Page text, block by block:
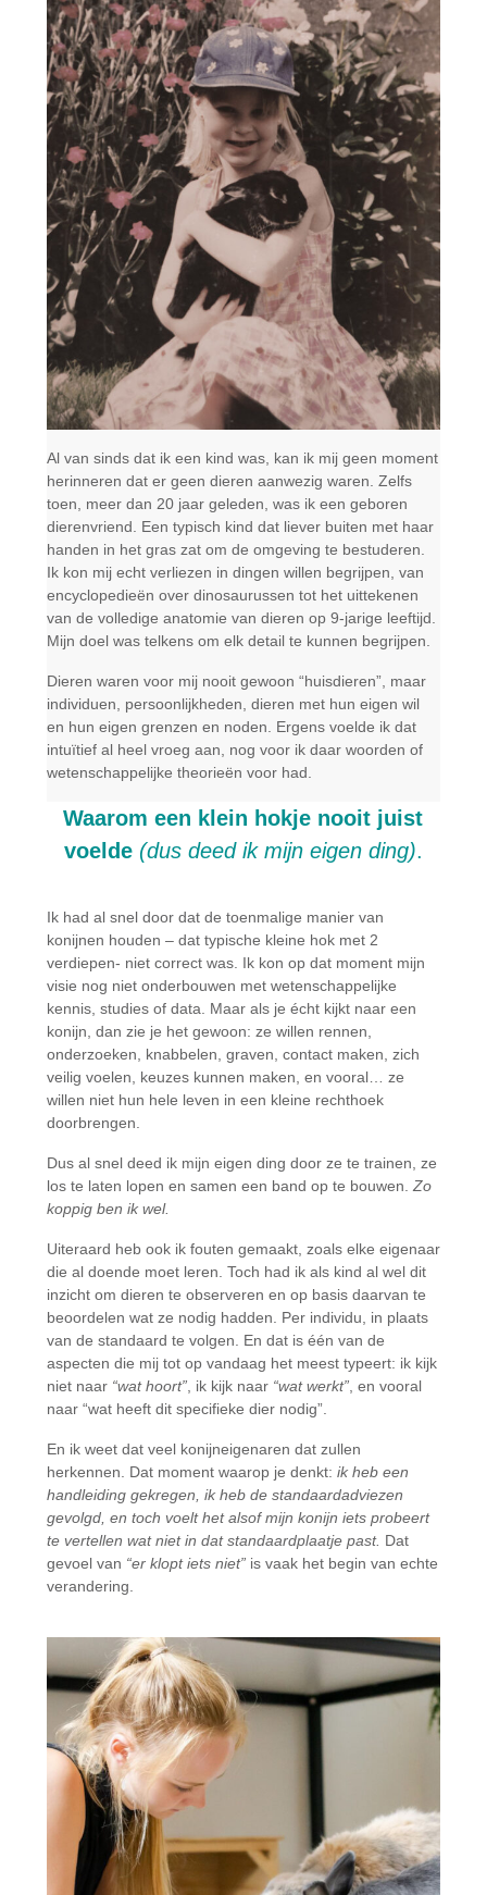
Al van sinds dat ik een kind was, kan ik mij geen moment
herinneren dat er geen dieren aanwezig waren. Zelfs
toen, meer dan 20 jaar geleden, was ik een geboren
dierenvriend. Een typisch kind dat liever buiten met haar
handen in het gras zat om de omgeving te bestuderen.
Ik kon mij echt verliezen in dingen willen begrijpen, van
encyclopedieën over dinosaurussen tot het uittekenen
van de volledige anatomie van dieren op 9-jarige leeftijd.
Mijn doel was telkens om elk detail te kunnen begrijpen.
Dieren waren voor mij nooit gewoon “huisdieren”, maar
individuen, persoonlijkheden, dieren met hun eigen wil
en hun eigen grenzen en noden. Ergens voelde ik dat
intuïtief al heel vroeg aan, nog voor ik daar woorden of
wetenschappelijke theorieën voor had.
Waarom een klein hokje nooit juist
voelde (dus deed ik mijn eigen ding).
Ik had al snel door dat de toenmalige manier van
konijnen houden – dat typische kleine hok met 2
verdiepen- niet correct was. Ik kon op dat moment mijn
visie nog niet onderbouwen met wetenschappelijke
kennis, studies of data. Maar als je écht kijkt naar een
konijn, dan zie je het gewoon: ze willen rennen,
onderzoeken, knabbelen, graven, contact maken, zich
veilig voelen, keuzes kunnen maken, en vooral… ze
willen niet hun hele leven in een kleine rechthoek
doorbrengen.
Dus al snel deed ik mijn eigen ding door ze te trainen, ze
los te laten lopen en samen een band op te bouwen. Zo
koppig ben ik wel.
Uiteraard heb ook ik fouten gemaakt, zoals elke eigenaar
die al doende moet leren. Toch had ik als kind al wel dit
inzicht om dieren te observeren en op basis daarvan te
beoordelen wat ze nodig hadden. Per individu, in plaats
van de standaard te volgen. En dat is één van de
aspecten die mij tot op vandaag het meest typeert: ik kijk
niet naar “wat hoort”, ik kijk naar “wat werkt”, en vooral
naar “wat heeft dit specifieke dier nodig”.
En ik weet dat veel konijneigenaren dat zullen
herkennen. Dat moment waarop je denkt: ik heb een
handleiding gekregen, ik heb de standaardadviezen
gevolgd, en toch voelt het alsof mijn konijn iets probeert
te vertellen wat niet in dat standaardplaatje past. Dat
gevoel van “er klopt iets niet”is vaak het begin van echte
verandering.